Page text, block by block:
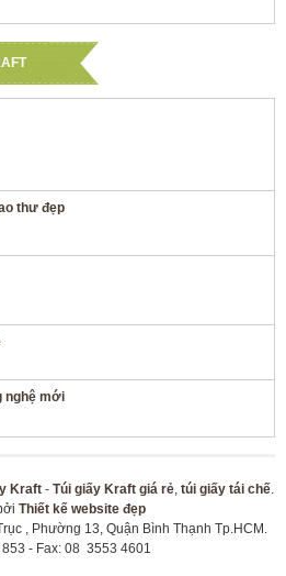
thư đẹp
nghệ mới
Kraft- Túi giấy Kraft giá rẻ, túi giấy tái chế.
Thiết kế website đẹp
, Phường 13, Quận Bình Thạnh Tp.HCM.
- Fax: 08 3553 4601